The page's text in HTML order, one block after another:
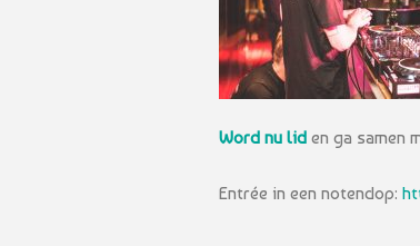
Word nu lid en ga samen
Entrée in een notendop: